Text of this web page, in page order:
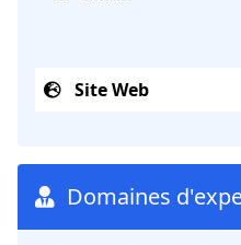
Site Web
Domaines